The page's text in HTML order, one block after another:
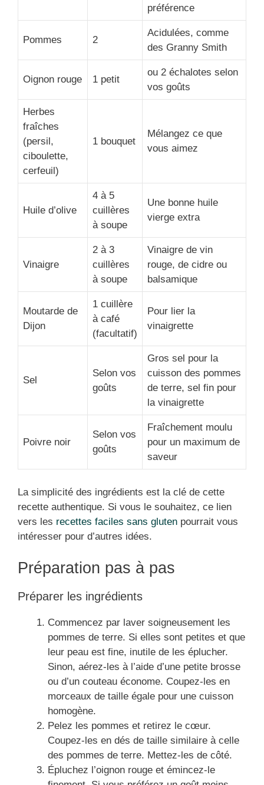
préférence
Pommes 2
Acidulées, comme
des Granny Smith
Oignon rouge 1 petit
ou 2 échalotes selon
vos goûts
Herbes
fraîches
(persil,
ciboulette,
cerfeuil)
1 bouquet
Mélangez ce que
vous aimez
Huile d’olive
4 à 5
cuillères
à soupe
Une bonne huile
vierge extra
Vinaigre
2 à 3
cuillères
à soupe
Vinaigre de vin
rouge, de cidre ou
balsamique
Moutarde de
Dijon
1 cuillère
à café
(facultatif)
Pour lier la
vinaigrette
Sel
Selon vos
goûts
Gros sel pour la
cuisson des pommes
de terre, sel fin pour
la vinaigrette
Poivre noir
Selon vos
goûts
Fraîchement moulu
pour un maximum de
saveur
La simplicité des ingrédients est la clé de cette
recette authentique. Si vous le souhaitez, ce lien
vers les recettes faciles sans gluten pourrait vous
intéresser pour d’autres idées.
Préparation pas à pas
Préparer les ingrédients
Commencez par laver soigneusement les
pommes de terre. Si elles sont petites et que
leur peau est fine, inutile de les éplucher.
Sinon, aérez-les à l’aide d’une petite brosse
ou d’un couteau économe. Coupez-les en
morceaux de taille égale pour une cuisson
homogène.
Pelez les pommes et retirez le cœur.
Coupez-les en dés de taille similaire à celle
des pommes de terre. Mettez-les de côté.
Épluchez l’oignon rouge et émincez-le